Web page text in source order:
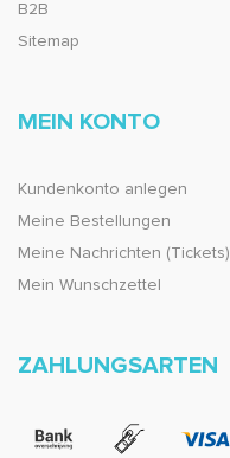
B2B
Sitemap
MEIN KONTO
Kundenkonto anlegen
Meine Bestellungen
Meine Nachrichten (Tickets)
Mein Wunschzettel
ZAHLUNGSARTEN